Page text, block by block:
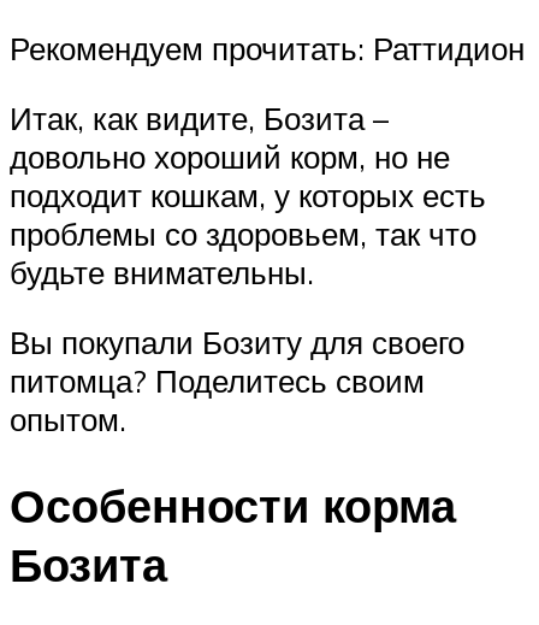
Рекомендуем прочитать: Раттидион
Итак, как видите, Бозита –
довольно хороший корм, но не
подходит кошкам, у которых есть
проблемы со здоровьем, так что
будьте внимательны.
Вы покупали Бозиту для своего
питомца? Поделитесь своим
опытом.
Особенности корма
Бозита